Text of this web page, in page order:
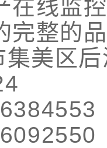
在线监
完整的
美区